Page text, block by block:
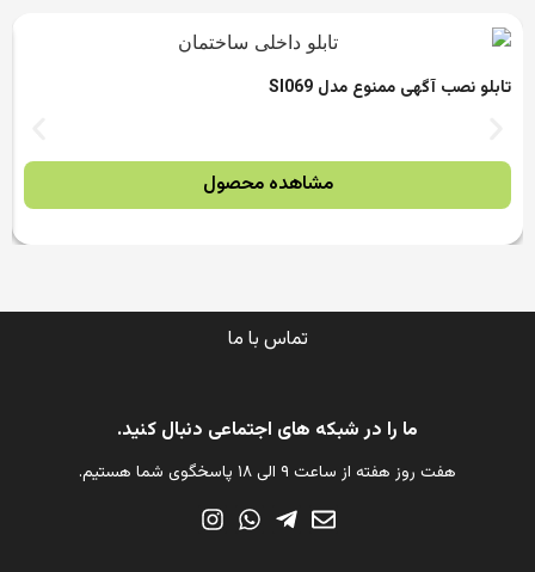
تابلو نصب آگهی ممنوع مدل SI069
مشاهده محصول
تماس با ما
ما را در شبکه های اجتماعی دنبال کنید.
هفت روز هفته از ساعت ۹ الی ۱۸ پاسخگوی شما هستیم.